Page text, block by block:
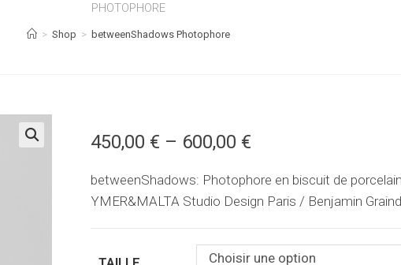
PHOTOPHORE
> Shop > betweenShadows Photophore
450,00 € – 600,00 €
betweenShadows: Photophore en biscuit de
YMER&MALTA Studio Design Paris / Benjamin
Choisir une option